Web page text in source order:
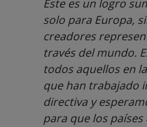
Este es un logro
solo para Europa,
creadores
través del mundo.
todos aquellos en
que han trabajado
directiva y
para que los países